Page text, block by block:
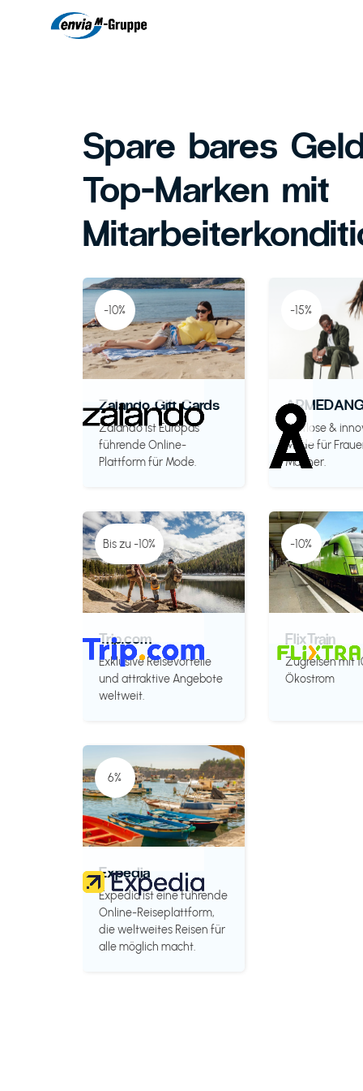
Spare bares
Top-Marken mit
-10%
Zalando Gift Cards
Zalando ist Europas
führende Online-
Plattform für Mode.
-15%
Zeitlose &
Mode für
Männer.
Bis zu -10%
Trip.com
Exklusive Reisevorteile
und attraktive Angebote
weltweit.
-10%
FlixTrain
Zugreisen mit
Ökostrom
6%
Expedia
Expedia ist eine führende
Online-Reiseplattform,
die weltweites Reisen für
alle möglich macht.